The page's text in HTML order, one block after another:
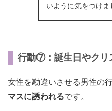
いように気をつけま
行動⑦：誕生日やクリ
女性を勘違いさせる男性の
マスに誘われるです。